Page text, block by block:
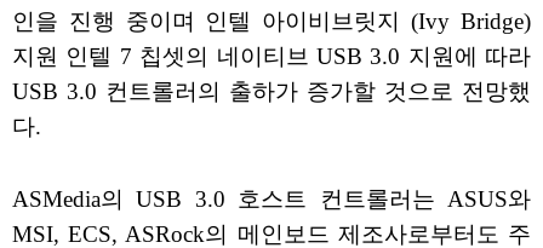
인을 진행 중이며 인텔 아이비브릿지 (Ivy Bridge)
지원 인텔 7 칩셋의 네이티브 USB 3.0 지원에 따라
USB 3.0 컨트롤러의 출하가 증가할 것으로 전망했
다.
ASMedia의 USB 3.0 호스트 컨트롤러는 ASUS와
MSI, ECS, ASRock의 메인보드 제조사로부터도 주